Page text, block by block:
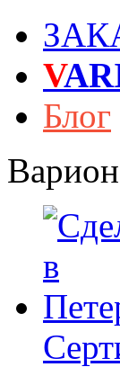
V
Блог
Варион